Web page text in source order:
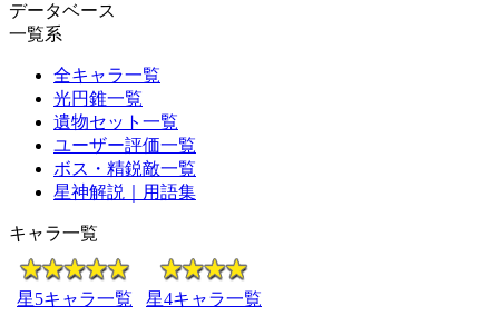
データベース
一覧系
全キャラ一覧
光円錐一覧
遺物セット一覧
ユーザー評価一覧
ボス・精鋭敵一覧
星神解説｜用語集
キャラ一覧
星5キャラ一覧 星4キャラ一覧